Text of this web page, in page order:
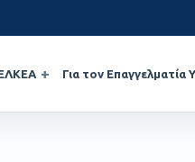
Για τον Επαγγελματία